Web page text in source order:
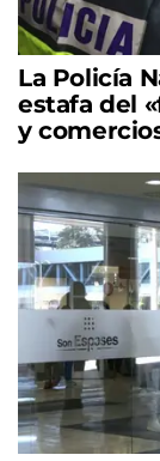
La Policía
estafa del
y